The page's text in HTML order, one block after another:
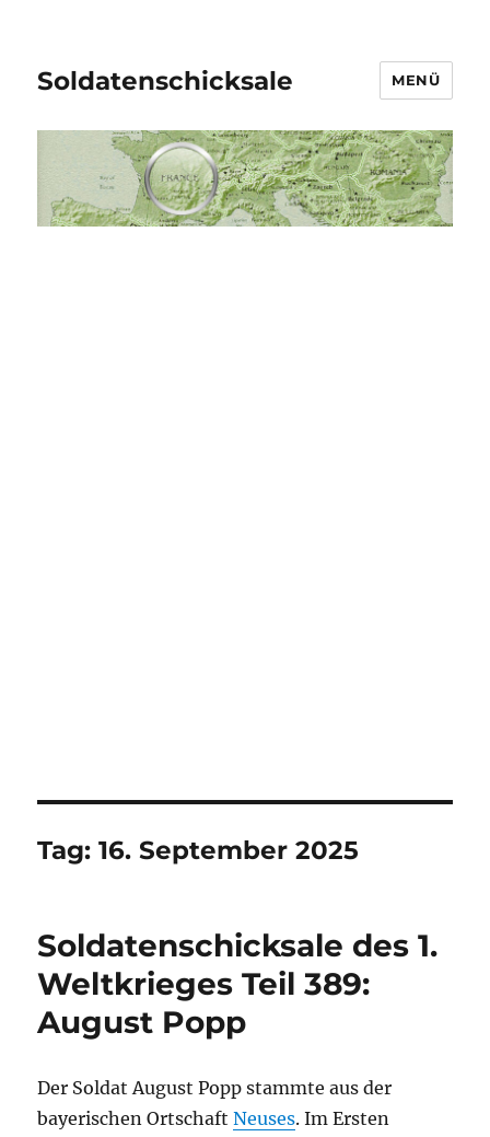
Soldatenschicksale MENÜ
Tag:16. September 2025
Soldatenschicksale des 1.
Weltkrieges Teil 389:
August Popp
Der Soldat August Popp stammte aus der
bayerischen OrtschaftNeuses. Im Ersten